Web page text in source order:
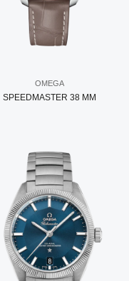
OMEGA
SPEEDMASTER 38 MM